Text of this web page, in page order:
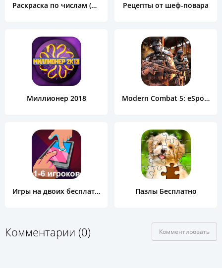
Раскраска по числам (Color by Number) Рецепты от шеф-повара
Миллионер 2018 Modern Combat 5: eSports FPS
Игры на двоих бесплатно Пазлы Бесплатно
Комментарии (0) Комментировать